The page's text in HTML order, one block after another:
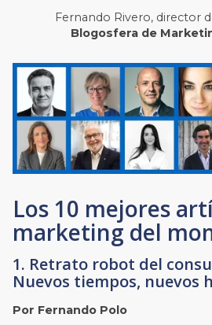
Fernando Rivero, director
Blogosfera de
Los 10 mejores
marketing del
1. Retrato robot del
Nuevos tiempos, nuevos
Por Fernando Polo